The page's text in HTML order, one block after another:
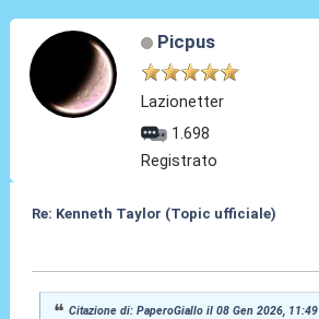
Picpus
Lazionetter
1.698
Registrato
Re: Kenneth Taylor (Topic ufficiale)
Citazione di: PaperoGiallo il 08 Gen 2026, 11:49